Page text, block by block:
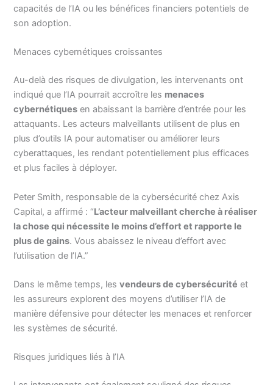
capacités de l’IA ou les bénéfices financiers potentiels de
son adoption.
Menaces cybernétiques croissantes
Au-delà des risques de divulgation, les intervenants ont
indiqué que l’IA pourrait accroître les menaces
cybernétiques en abaissant la barrière d’entrée pour les
attaquants. Les acteurs malveillants utilisent de plus en
plus d’outils IA pour automatiser ou améliorer leurs
cyberattaques, les rendant potentiellement plus efficaces
et plus faciles à déployer.
Peter Smith, responsable de la cybersécurité chez Axis
Capital, a affirmé : “L’acteur malveillant cherche à réaliser
la chose qui nécessite le moins d’effort et rapporte le
plus de gains. Vous abaissez le niveau d’effort avec
l’utilisation de l’IA.”
Dans le même temps, lesvendeurs de cybersécurité et
les assureurs explorent des moyens d’utiliser l’IA de
manière défensive pour détecter les menaces et renforcer
les systèmes de sécurité.
Risques juridiques liés à l’IA